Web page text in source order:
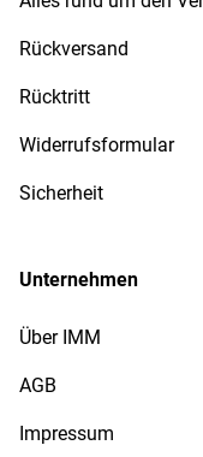
Rückversand
Rücktritt
Widerrufsformular
Sicherheit
Unternehmen
Über IMM
AGB
Impressum